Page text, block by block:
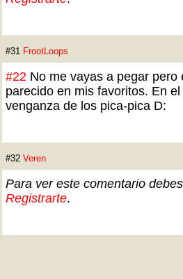
#31 FrootLoops
#22 No me vayas a pegar pero
parecido en mis favoritos. En
venganza de los pica-pica D:
#32 Veren
Para ver este comentario debes
Registrarte.